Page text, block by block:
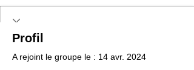
Profil
A rejoint le groupe le : 14 avr. 2024